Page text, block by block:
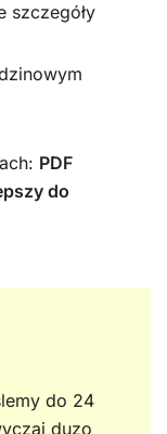
szczegóły
PDF
do
do 24
duzo